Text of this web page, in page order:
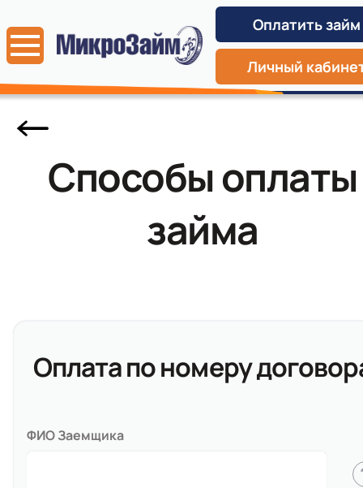
Оплатить займ
Личный
Способы оплаты
займа
Оплата по номеру
ФИО Заемщика